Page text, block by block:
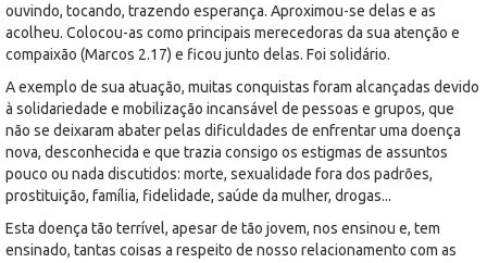
ouvindo, tocando, trazendo esperança. Aproximou-se delas e as
acolheu. Colocou-as como principais merecedoras da sua atenção e
compaixão (Marcos 2.17) e ficou junto delas. Foi solidário.
A exemplo de sua atuação, muitas conquistas foram alcançadas devido
à solidariedade e mobilização incansável de pessoas e grupos, que
não se deixaram abater pelas dificuldades de enfrentar uma doença
nova, desconhecida e que trazia consigo os estigmas de assuntos
pouco ou nada discutidos: morte, sexualidade fora dos padrões,
prostituição, família, fidelidade, saúde da mulher, drogas...
Esta doença tão terrível, apesar de tão jovem, nos ensinou e, tem
ensinado, tantas coisas a respeito de nosso relacionamento com as